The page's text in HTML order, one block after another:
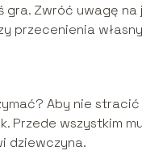
Zwróć uwagę
przecenienia
Aby nie
wszystkim
dziewczyna.